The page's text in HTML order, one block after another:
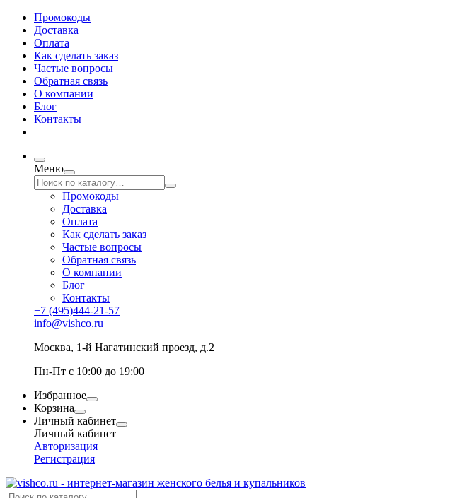
Промокоды
Доставка
Оплата
Как сделать заказ
Частые вопросы
Обратная связь
О компании
Блог
Контакты
Меню
Промокоды
Доставка
Оплата
Как сделать заказ
Частые вопросы
Обратная связь
О компании
Блог
Контакты
+7 (495)444-21-57
info@vishco.ru
Москва, 1-й Нагатинский проезд, д.2
Пн-Пт с 10:00 до 19:00
Избранное
Корзина
Личный кабинет
Личный кабинет
Авторизация
Регистрация